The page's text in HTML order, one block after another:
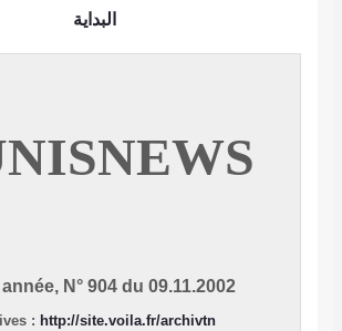
TUNISNEWS
3ème année, N° 904 du 09.11.2002
:http://site.voila.fr/archivtn